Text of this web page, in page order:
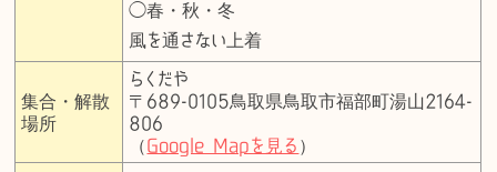
◯春・秋・冬
風を通さない上着
集合・解散
場所
らくだや
〒689-0105鳥取県鳥取市福部町湯山2164-
806
（Google Mapを見る ）